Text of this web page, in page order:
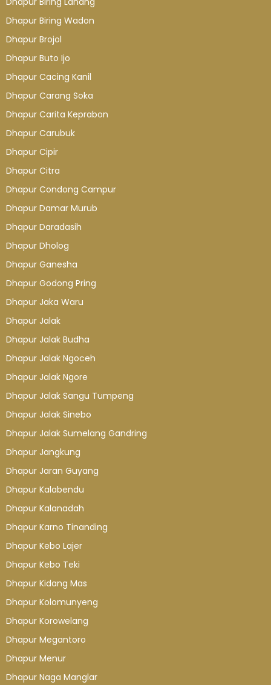
Dhapur Biring Wadon
Dhapur Brojol
Dhapur Buto Ijo
Dhapur Cacing Kanil
Dhapur Carang Soka
Dhapur Carita Keprabon
Dhapur Carubuk
Dhapur Cipir
Dhapur Citra
Dhapur Condong Campur
Dhapur Damar Murub
Dhapur Daradasih
Dhapur Dholog
Dhapur Ganesha
Dhapur Godong Pring
Dhapur Jaka Waru
Dhapur Jalak
Dhapur Jalak Budha
Dhapur Jalak Ngoceh
Dhapur Jalak Ngore
Dhapur Jalak Sangu Tumpeng
Dhapur Jalak Sinebo
Dhapur Jalak Sumelang Gandring
Dhapur Jangkung
Dhapur Jaran Guyang
Dhapur Kalabendu
Dhapur Kalanadah
Dhapur Karno Tinanding
Dhapur Kebo Lajer
Dhapur Kebo Teki
Dhapur Kidang Mas
Dhapur Kolomunyeng
Dhapur Korowelang
Dhapur Megantoro
Dhapur Menur
Dhapur Naga Manglar